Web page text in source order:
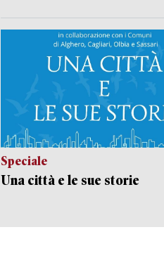
Speciale
Una città e le sue storie